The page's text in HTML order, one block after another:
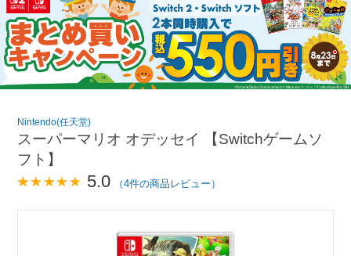
Nintendo(任天堂)
スーパーマリオ オデッセイ 【Switchゲームソ
フト】
5.0 （4件の商品レビュー）